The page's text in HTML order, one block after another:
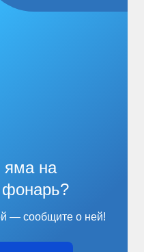
яма на
фонарь?
— сообщите о ней!